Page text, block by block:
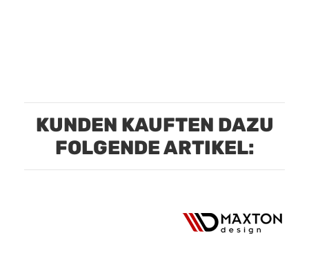
KUNDEN KAUFTEN DAZU
FOLGENDE ARTIKEL: